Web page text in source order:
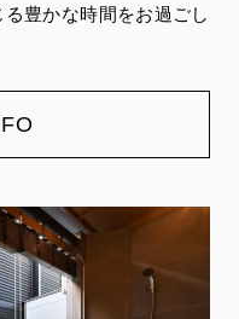
豊かな時間をお過ごし